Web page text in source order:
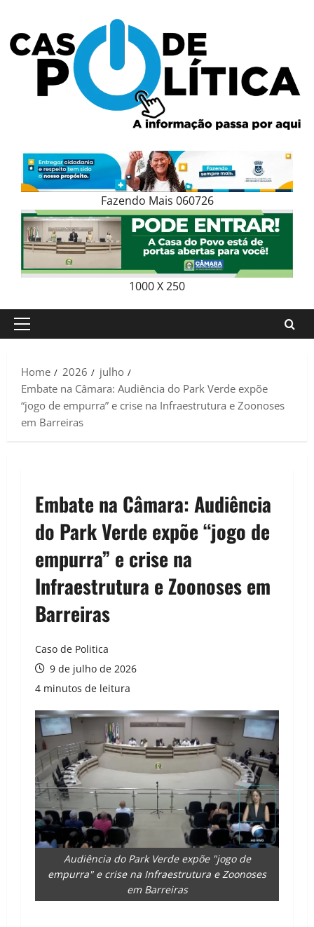
content
Fazendo Mais 060726
1000 X 250
Primary
Home
2026
julho
Embate na Câmara: Audiência do Park Verde expõe
“jogo de empurra” e crise na Infraestrutura e Zoonoses
em Barreiras
Embate na Câmara: Audiência
do Park Verde expõe “jogo de
empurra” e crise na
Infraestrutura e Zoonoses em
Barreiras
Caso de Politica
9 de julho de 2026
4 minutos de leitura
Audiência do Park Verde expõe "jogo de
empurra" e crise na Infraestrutura e Zoonoses
em Barreiras